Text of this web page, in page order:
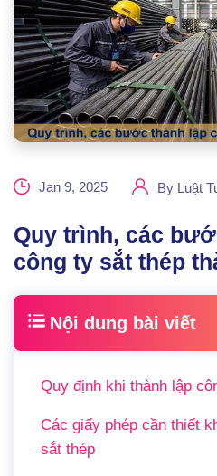
Jan 9, 2025 By Luật
Quy trình, các
công ty sắt thép
Nội dung bài viết
Quy định khi thành lập
Các giấy phép cần thiết
sắt thép